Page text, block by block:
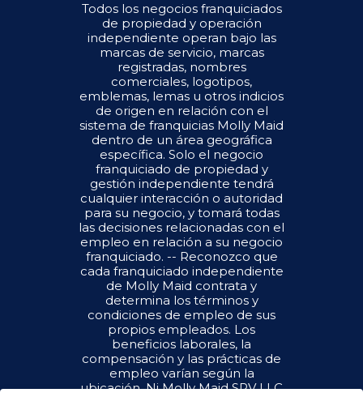
Todos los negocios franquiciados
de propiedad y operación
independiente operan bajo las
marcas de servicio, marcas
registradas, nombres
comerciales, logotipos,
emblemas, lemas u otros indicios
de origen en relación con el
sistema de franquicias Molly Maid
dentro de un área geográfica
específica. Solo el negocio
franquiciado de propiedad y
gestión independiente tendrá
cualquier interacción o autoridad
para su negocio, y tomará todas
las decisiones relacionadas con el
empleo en relación a su negocio
franquiciado. -- Reconozco que
cada franquiciado independiente
de Molly Maid contrata y
determina los términos y
condiciones de empleo de sus
propios empleados. Los
beneficios laborales, la
compensación y las prácticas de
empleo varían según la
ubicación. Ni Molly Maid SPV LLC